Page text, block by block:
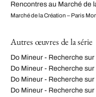
Rencontres au Marché de
Marché de la Création – Paris
Autres œuvres de la série
Do Mineur - Recherche
Do Mineur - Recherche
Do Mineur - Recherche
Do Mineur - Recherche